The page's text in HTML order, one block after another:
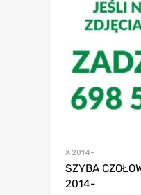
X 2014-
SZYBA
2014-